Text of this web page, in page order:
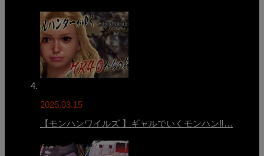
2025.03.15
【モンハンワイルズ 】ギャルでいくモンハン‼…